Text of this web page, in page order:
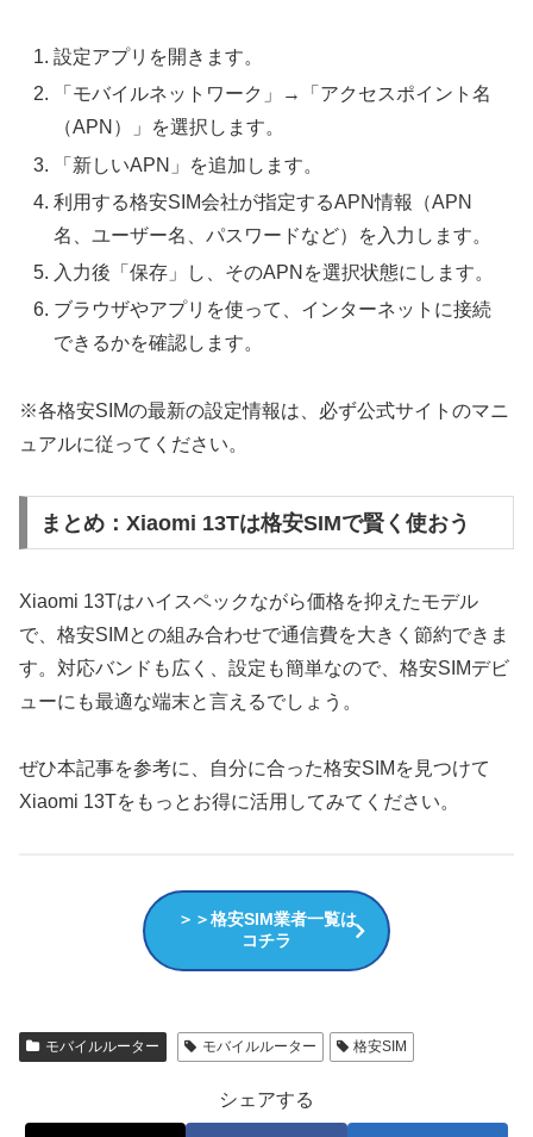
設定アプリを開きます。
「モバイルネットワーク」→「アクセスポイント名
（APN）」を選択します。
「新しいAPN」を追加します。
利用する格安SIM会社が指定するAPN情報（APN
名、ユーザー名、パスワードなど）を入力します。
入力後「保存」し、そのAPNを選択状態にします。
ブラウザやアプリを使って、インターネットに接続
できるかを確認します。
※各格安SIMの最新の設定情報は、必ず公式サイトのマニ
ュアルに従ってください。
まとめ：Xiaomi 13Tは格安SIMで賢く使おう
Xiaomi 13Tはハイスペックながら価格を抑えたモデル
で、格安SIMとの組み合わせで通信費を大きく節約できま
す。対応バンドも広く、設定も簡単なので、格安SIMデビ
ューにも最適な端末と言えるでしょう。
ぜひ本記事を参考に、自分に合った格安SIMを見つけて
Xiaomi 13Tをもっとお得に活用してみてください。
＞＞格安SIM業者一覧は
コチラ
モバイルルーター モバイルルーター 格安SIM
シェアする